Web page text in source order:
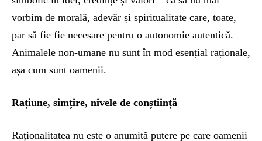
vorbim de morală, adevăr și spiritualitate care, toate,
par să fie fie necesare pentru o autonomie autentică.
Animalele non-umane nu sunt în mod esențial raționale,
așa cum sunt oamenii.
Rațiune, simțire, nivele de conștiință
Raționalitatea nu este o anumită putere pe care oamenii